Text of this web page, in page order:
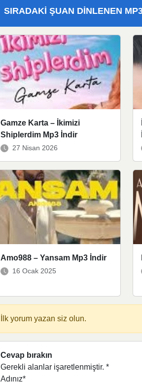
SIRADAKI ŞUAN DINLENEN
Gamze Karta – İkimizi
Shiplerdim Mp3 İndir
27 Nisan 2026
Amo988 – Yansam Mp3 İndir
16 Ocak 2025
İlk yorum yazan siz olun.
Cevap bırakın
Gerekli alanlar işaretlenmiştir. *
Adınız*